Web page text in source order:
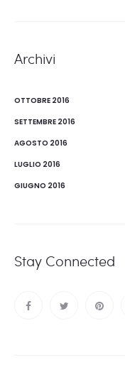
Archivi
OTTOBRE 2016
SETTEMBRE 2016
AGOSTO 2016
LUGLIO 2016
GIUGNO 2016
Stay Connected